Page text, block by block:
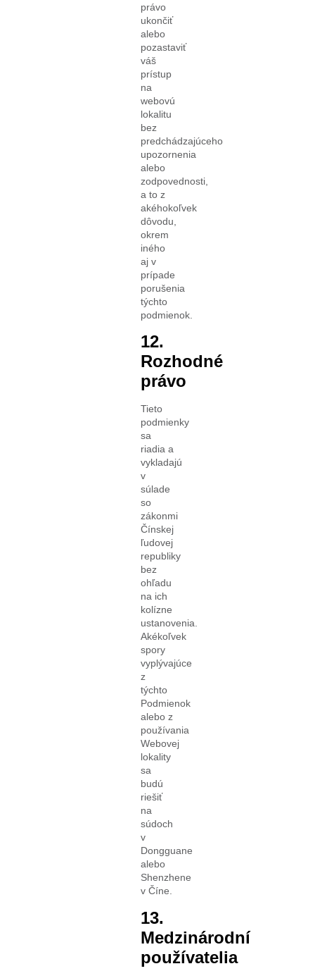
právo
ukončiť
alebo
pozastaviť
váš
prístup
na
webovú
lokalitu
bez
predchádzajúceho
upozornenia
alebo
zodpovednosti,
a to z
akéhokoľvek
dôvodu,
okrem
iného
aj v
prípade
porušenia
týchto
podmienok.
12.
Rozhodné
právo
Tieto
podmienky
sa
riadia a
vykladajú
v
súlade
so
zákonmi
Čínskej
ľudovej
republiky
bez
ohľadu
na ich
kolízne
ustanovenia.
Akékoľvek
spory
vyplývajúce
z
týchto
Podmienok
alebo z
používania
Webovej
lokality
sa
budú
riešiť
na
súdoch
v
Dongguane
alebo
Shenzhene
v Číne.
13.
Medzinárodní
používatelia